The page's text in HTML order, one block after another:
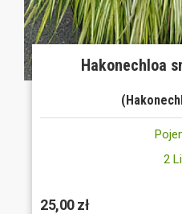
Hakonechloa
2
25,00 zł